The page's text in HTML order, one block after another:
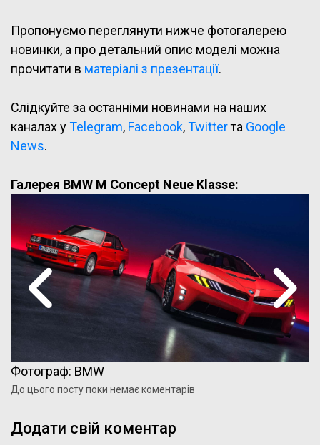
Пропонуємо переглянути нижче фотогалерею
новинки, а про детальний опис моделі можна
прочитати в матеріалі з презентації.
Слідкуйте за останніми новинами на наших
каналах уTelegram, Facebook,Twitterта Google
News.
Галерея BMW M Concept Neue Klasse:
Фотограф: BMW
До цього посту поки немає коментарів
Додати свій коментар